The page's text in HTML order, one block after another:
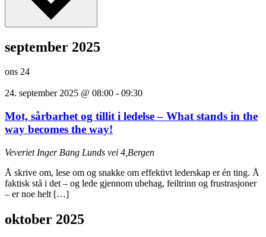
september 2025
ons 24
24. september 2025 @ 08:00 - 09:30
Mot, sårbarhet og tillit i ledelse – What stands in the
way becomes the way!
Veveriet Inger Bang Lunds vei 4,Bergen
Å skrive om, lese om og snakke om effektivt lederskap er én ting. Å
faktisk stå i det – og lede gjennom ubehag, feiltrinn og frustrasjoner
– er noe helt […]
oktober 2025